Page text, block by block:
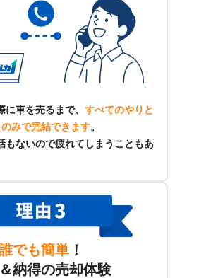
車を売るまで、 すべてのやりと
みで完結できます。
もないので疲れてしまうこともあ
でも簡単 ！
納得の売却体験